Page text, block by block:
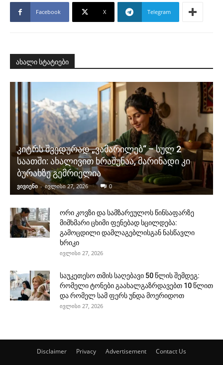
Facebook X Telegram
ახალი სტატიები
კიტრს შვედურად „ვამარილებ“ – სულ 2
საათში: ახალივით ხრაშუნაა, მარინადი კი
ბურახზე გემრიელია
ვივიენი - ივლისი 27, 2026 0
ორი კოვზი და სამზარეულოს წინსაფარზე
მიმხმარი ცხიმი ფენებად სცილდება:
გამოცდილი დამლაგებლისგან ნასწავლი
ხრიკი
ივლისი 27, 2026
საუკეთესო თმის საღებავი 50 წლის შემდეგ:
რომელი ტონები გაახალგაზრდავებთ 10 წლით
და რომელ სამ ფერს უნდა მოერიდოთ
ივლისი 27, 2026
Disclaimer Privacy Advertisement Contact Us